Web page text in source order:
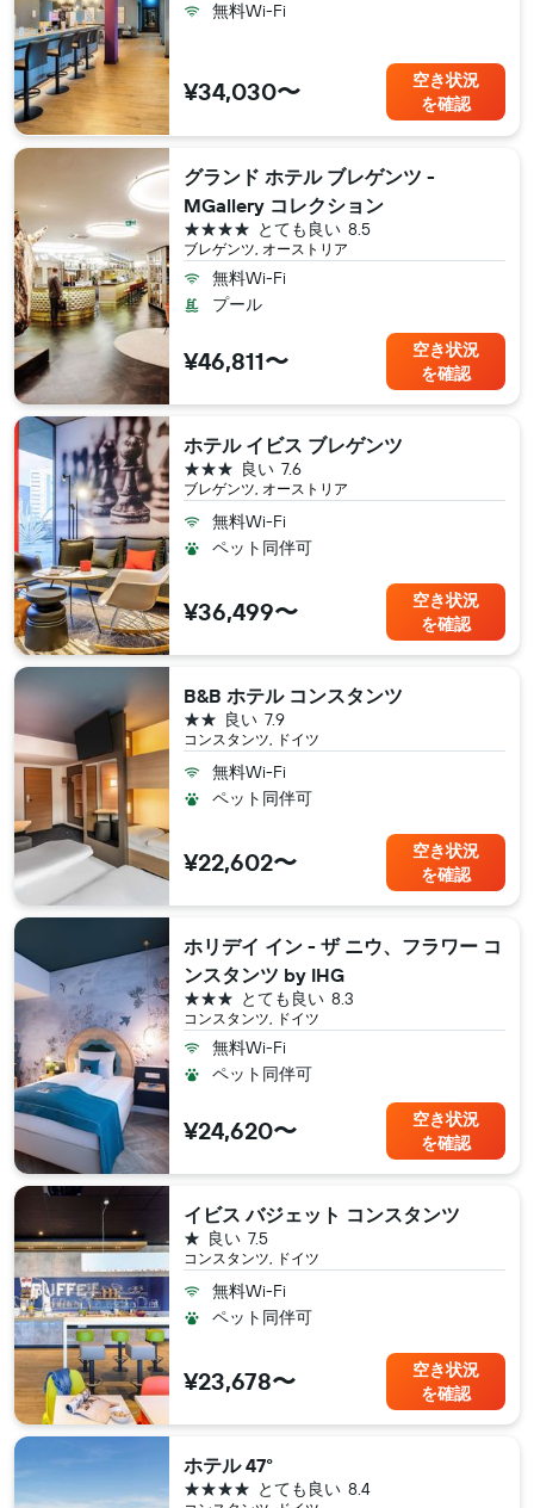
無料Wi-Fi
¥34,030〜
空き状況
を確認
グランド ホテル ブレゲンツ -
MGallery コレクション
ブレゲンツ, オーストリア
8.5
とても良い
4つ星
無料Wi-Fi
プール
¥46,811〜
空き状況
を確認
ホテル イビス ブレゲンツ
ブレゲンツ, オーストリア
7.6
良い
3つ星
無料Wi-Fi
ペット同伴可
¥36,499〜
空き状況
を確認
B&B ホテル コンスタンツ
コンスタンツ, ドイツ
7.9
良い
2つ星
無料Wi-Fi
ペット同伴可
¥22,602〜
空き状況
を確認
ホリデイ イン - ザ ニウ、フラワー コ
ンスタンツ by IHG
コンスタンツ, ドイツ
8.3
とても良い
3つ星
無料Wi-Fi
ペット同伴可
¥24,620〜
空き状況
を確認
イビス バジェット コンスタンツ
コンスタンツ, ドイツ
7.5
良い
1つ星
無料Wi-Fi
ペット同伴可
¥23,678〜
空き状況
を確認
ホテル 47°
8.4
とても良い
4つ星